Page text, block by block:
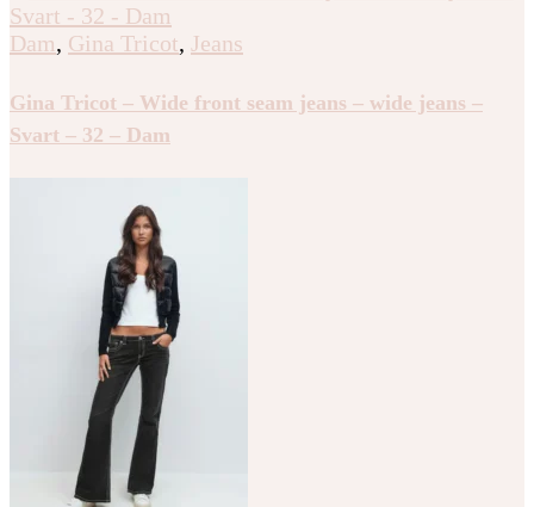
Dam, Gina Tricot, Jeans
Gina Tricot – Wide front seam jeans – wide jeans –
Svart – 32 – Dam